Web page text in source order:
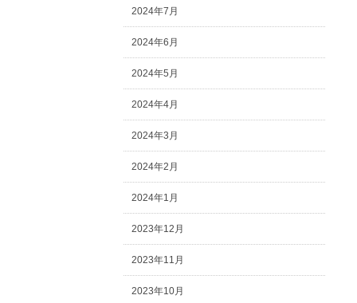
2024年7月
2024年6月
2024年5月
2024年4月
2024年3月
2024年2月
2024年1月
2023年12月
2023年11月
2023年10月